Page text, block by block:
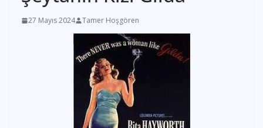
27 Mayıs 2024 Tamer Hoşgören